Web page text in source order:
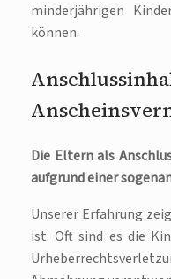
minderjährigen
können.
Die Eltern als
aufgrund einer
Unserer Erfahrung
ist. Oft sind es die